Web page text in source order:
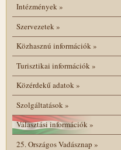
Intézmények»
Szervezetek»
Közhasznú információk»
Turisztikai információk»
Közérdekű adatok»
Szolgáltatások»
Választási információk»
25. Országos Vadásznap »